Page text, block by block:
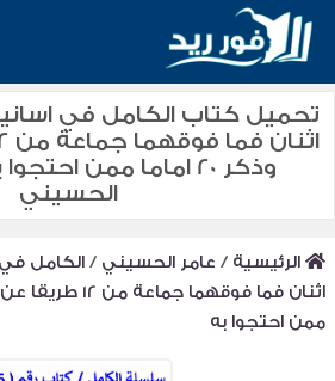
تحميل كتاب الكامل في
الحسيني
الرئيسية / عامر الحسيني /الكامل
ممن احتجوا به